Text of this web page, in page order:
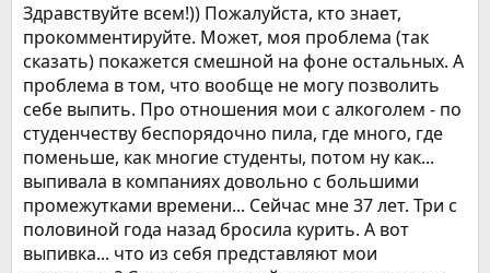
Здравствуйте всем!)) Пожалуйста, кто знает,
прокомментируйте. Может, моя проблема (так
сказать) покажется смешной на фоне остальных. А
проблема в том, что вообще не могу позволить
себе выпить. Про отношения мои с алкоголем - по
студенчеству беспорядочно пила, где много, где
поменьше, как многие студенты, потом ну как...
выпивала в компаниях довольно с большими
промежутками времени... Сейчас мне 37 лет. Три с
половиной года назад бросила курить. А вот
выпивка... что из себя представляют мои